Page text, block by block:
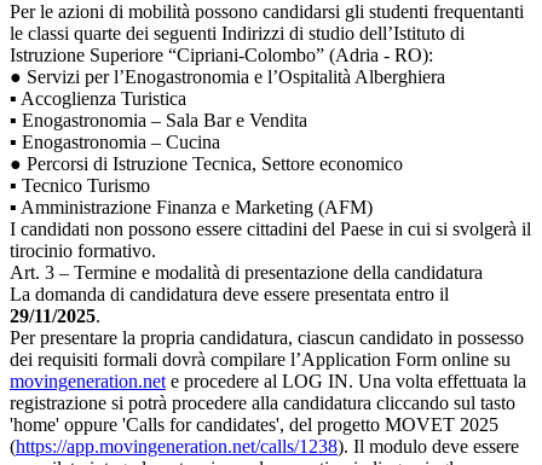
Per le azioni di mobilità possono candidarsi gli studenti frequentanti
le classi quarte dei seguenti Indirizzi di studio dell’Istituto di
Istruzione Superiore “Cipriani-Colombo” (Adria - RO):
● Servizi per l’Enogastronomia e l’Ospitalità Alberghiera
▪ Accoglienza Turistica
▪ Enogastronomia – Sala Bar e Vendita
▪ Enogastronomia – Cucina
● Percorsi di Istruzione Tecnica, Settore economico
▪ Tecnico Turismo
▪ Amministrazione Finanza e Marketing (AFM)
I candidati non possono essere cittadini del Paese in cui si svolgerà il
tirocinio formativo.
Art. 3 – Termine e modalità di presentazione della candidatura
La domanda di candidatura deve essere presentata entro il
29/11/2025.
Per presentare la propria candidatura, ciascun candidato in possesso
dei requisiti formali dovrà compilare l’Application Form online su
movingeneration.net e procedere al LOG IN. Una volta effettuata la
registrazione si potrà procedere alla candidatura cliccando sul tasto
'home' oppure 'Calls for candidates', del progetto MOVET 2025
(https://app.movingeneration.net/calls/1238). Il modulo deve essere